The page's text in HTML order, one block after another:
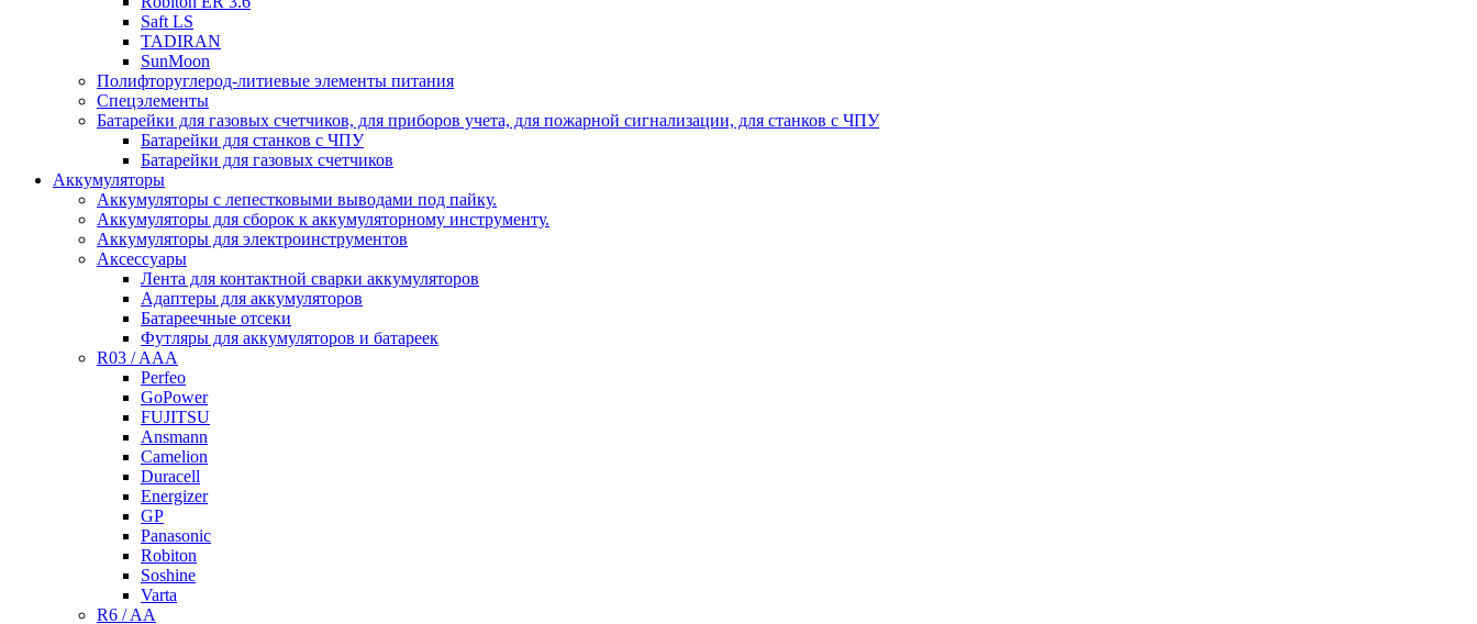
Saft LS
TADIRAN
SunMoon
Полифторуглерод-литиевые элементы питания
Спецэлементы
Батарейки для газовых счетчиков, для приборов учета, для пожарной сигнализации, для станков с ЧПУ
Батарейки для станков с ЧПУ
Батарейки для газовых счетчиков
Аккумуляторы
Аккумуляторы с лепестковыми выводами под пайку.
Аккумуляторы для сборок к аккумуляторному инструменту.
Аккумуляторы для электроинструментов
Аксессуары
Лента для контактной сварки аккумуляторов
Адаптеры для аккумуляторов
Батареечные отсеки
Футляры для аккумуляторов и батареек
R03 / AAA
Perfeo
GoPower
FUJITSU
Ansmann
Camelion
Duracell
Energizer
GP
Panasonic
Robiton
Soshine
Varta
R6 / AA